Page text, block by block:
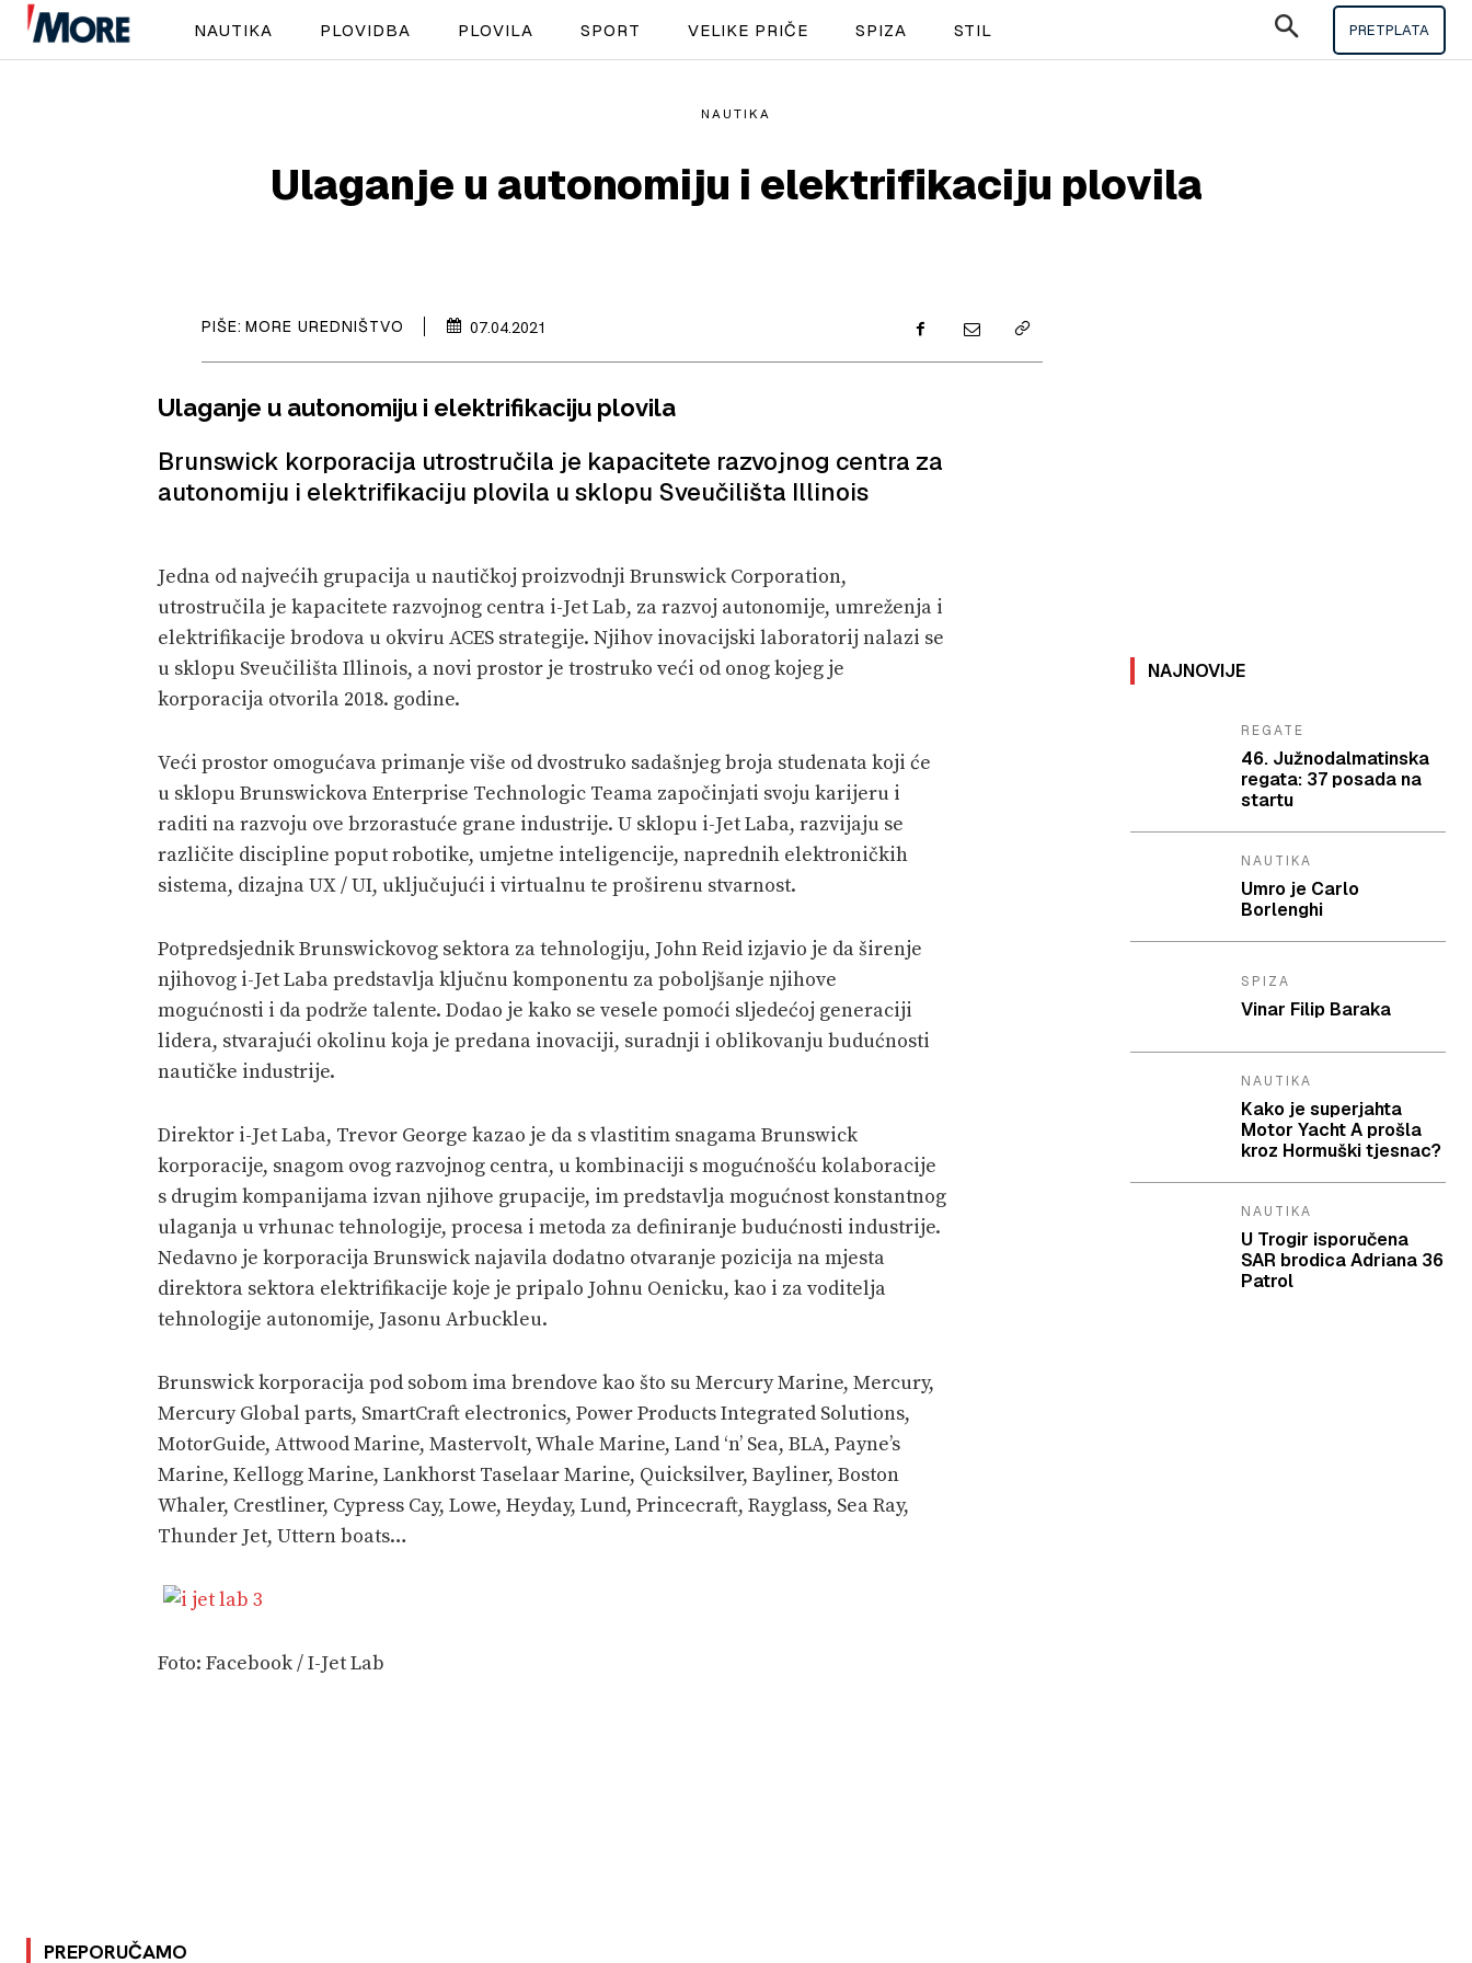
SPORT
SHOP
NAUTIKA PLOVIDBA PLOVILA SPORT VELIKE PRIČE SPIZA STIL PRETPLATA
NAUTIKA
Ulaganje u autonomiju i elektrifikaciju plovila
PIŠE: MORE UREDNIŠTVO 07.04.2021
Ulaganje u autonomiju i elektrifikaciju plovila
Brunswick korporacija utrostručila je kapacitete razvojnog centra za
autonomiju i elektrifikaciju plovila u sklopu Sveučilišta Illinois
Jedna od najvećih grupacija u nautičkoj proizvodnji Brunswick Corporation,
utrostručila je kapacitete razvojnog centra i-Jet Lab, za razvoj autonomije, umreženja i
elektrifikacije brodova u okviru ACES strategije. Njihov inovacijski laboratorij nalazi se
u sklopu Sveučilišta Illinois, a novi prostor je trostruko veći od onog kojeg je
korporacija otvorila 2018. godine.
Veći prostor omogućava primanje više od dvostruko sadašnjeg broja studenata koji će
u sklopu Brunswickova Enterprise Technologic Teama započinjati svoju karijeru i
raditi na razvoju ove brzorastuće grane industrije. U sklopu i-Jet Laba, razvijaju se
različite discipline poput robotike, umjetne inteligencije, naprednih elektroničkih
sistema, dizajna UX / UI, uključujući i virtualnu te proširenu stvarnost.
Potpredsjednik Brunswickovog sektora za tehnologiju, John Reid izjavio je da širenje
njihovog i-Jet Laba predstavlja ključnu komponentu za poboljšanje njihove
mogućnosti i da podrže talente. Dodao je kako se vesele pomoći sljedećoj generaciji
lidera, stvarajući okolinu koja je predana inovaciji, suradnji i oblikovanju budućnosti
nautičke industrije.
Direktor i-Jet Laba, Trevor George kazao je da s vlastitim snagama Brunswick
korporacije, snagom ovog razvojnog centra, u kombinaciji s mogućnošću kolaboracije
s drugim kompanijama izvan njihove grupacije, im predstavlja mogućnost konstantnog
ulaganja u vrhunac tehnologije, procesa i metoda za definiranje budućnosti industrije.
Nedavno je korporacija Brunswick najavila dodatno otvaranje pozicija na mjesta
direktora sektora elektrifikacije koje je pripalo Johnu Oenicku, kao i za voditelja
tehnologije autonomije, Jasonu Arbuckleu.
Brunswick korporacija pod sobom ima brendove kao što su Mercury Marine, Mercury,
Mercury Global parts, SmartCraft electronics, Power Products Integrated Solutions,
MotorGuide, Attwood Marine, Mastervolt, Whale Marine, Land ‘n’ Sea, BLA, Payne’s
Marine, Kellogg Marine, Lankhorst Taselaar Marine, Quicksilver, Bayliner, Boston
Whaler, Crestliner, Cypress Cay, Lowe, Heyday, Lund, Princecraft, Rayglass, Sea Ray,
Thunder Jet, Uttern boats…
Foto: Facebook / I-Jet Lab
PREPORUČAMO
NAJNOVIJE
REGATE
46. Južnodalmatinska
regata: 37 posada na
startu
NAUTIKA
Umro je Carlo
Borlenghi
SPIZA
Vinar Filip Baraka
NAUTIKA
Kako je superjahta
Motor Yacht A prošla
kroz Hormuški tjesnac?
NAUTIKA
U Trogir isporučena
SAR brodica Adriana 36
Patrol